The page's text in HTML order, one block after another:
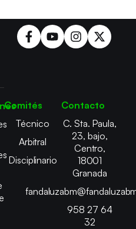
Comités
Técnico
Arbitral
Disciplinario
Contacto
C. Sta. Paula,
23, bajo,
Centro,
18001
Granada
958 27 64
32